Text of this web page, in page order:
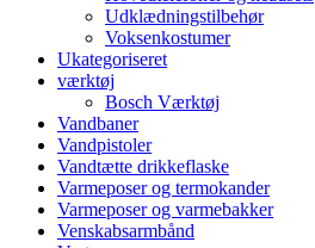
Udklædningstilbehør
Voksenkostumer
Ukategoriseret
værktøj
Bosch Værktøj
Vandbaner
Vandpistoler
Vandtætte drikkeflaske
Varmeposer og termokander
Varmeposer og varmebakker
Venskabsarmbånd